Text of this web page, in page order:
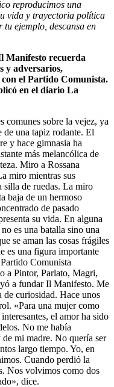
reproducimos una
vida y trayectoria política
ejemplo, descansa en
Manifesto recuerda
y adversarios,
con el Partido Comunista.
en el diario La
comunes sobre la vejez, ya
una tapiz rodante. El
y hace gimnasia ha
más melancólica de
Miro a Rossana
miro mientras sus
silla de ruedas. La miro
baja de un hermoso
de pasado
su vida. En alguna
es una batalla sino una
se aman las cosas frágiles
es una figura importante
Comunista
a Pintor, Parlato, Magri,
a fundar Il Manifesto. Me
de curiosidad. Hace unos
«Para una mujer como
el amor ha sido
No me había
de mi madre. No quería ser
largo tiempo. Yo, en
Cuando perdió la
Nos volvimos como dos
dice.